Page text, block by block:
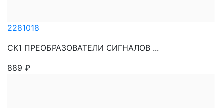
2281018
CK1 ПРЕОБРАЗОВАТЕЛИ СИГНАЛОВ ...
889 ₽